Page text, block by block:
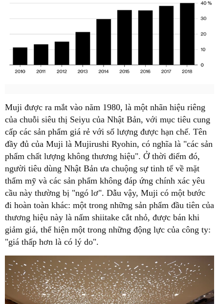
Muji được ra mắt vào năm 1980, là một nhãn hiệu riêng
của chuỗi siêu thị Seiyu của Nhật Bản, với mục tiêu cung
cấp các sản phẩm giá rẻ với số lượng được hạn chế. Tên
đầy đủ của Muji là Mujirushi Ryohin, có nghĩa là "các sản
phẩm chất lượng không thương hiệu". Ở thời điểm đó,
người tiêu dùng Nhật Bản ưa chuộng sự tinh tế về mặt
thẩm mỹ và các sản phẩm không đáp ứng chính xác yêu
cầu này thường bị "ngó lơ". Dẫu vậy, Muji có một bước
đi hoàn toàn khác: một trong những sản phẩm đầu tiên của
thương hiệu này là nấm shiitake cắt nhỏ, được bán khi
giảm giá, thể hiện một trong những động lực của công ty:
"giá thấp hơn là có lý do".